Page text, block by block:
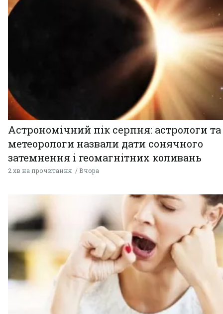
Астрономічний пік серпня: астрологи та
метеорологи назвали дати сонячного
затемнення і геомагнітних коливань
2 хв на прочитання Вчора